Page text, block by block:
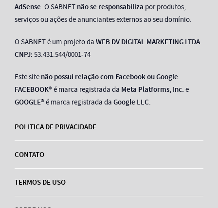
AdSense. O SABNET não se responsabiliza por produtos,
serviços ou ações de anunciantes externos ao seu domínio.
O SABNET é um projeto da WEB DV DIGITAL MARKETING LTDA
CNPJ: 53.431.544/0001-74
Este site não possui relação com Facebook ou Google.
FACEBOOK®é marca registrada da Meta Platforms, Inc. e
GOOGLE®é marca registrada da Google LLC.
POLITICA DE PRIVACIDADE
CONTATO
TERMOS DE USO